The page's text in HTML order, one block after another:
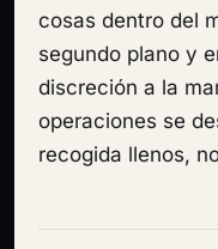
cosas dentro del
segundo plano y
discreción a la
operaciones se
recogida llenos,